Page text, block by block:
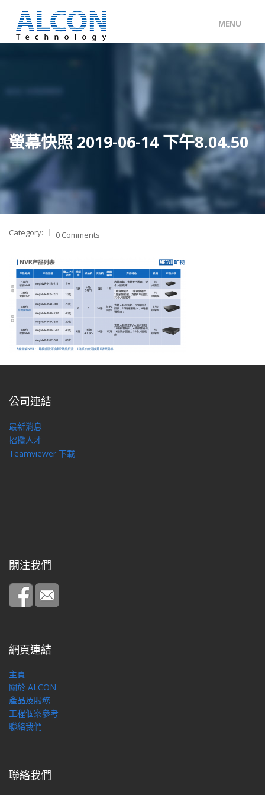
MENU
ENG / 中文
產品及服務
工程個案
聯絡我們
螢幕快照 2019-06-14 下午8.04.50
Category: 0 Comments
公司連結
最新消息
招攬人才
Teamviewer 下載
關注我們
網頁連結
主頁
關於 ALCON
產品及服務
工程個案參考
聯絡我們
聯絡我們